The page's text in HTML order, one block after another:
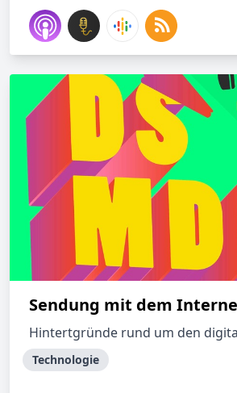
Sendung mit dem
Hintertgründe rund um den
Technologie